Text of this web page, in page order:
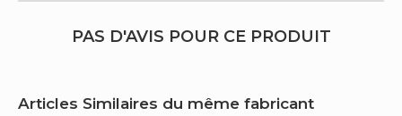
PAS D'AVIS POUR CE PRODUIT
Articles Similaires du même fabricant